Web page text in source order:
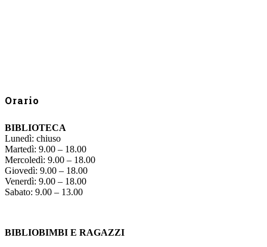
Orario
BIBLIOTECA
Lunedì: chiuso
Martedì: 9.00 – 18.00
Mercoledì: 9.00 – 18.00
Giovedì: 9.00 – 18.00
Venerdì: 9.00 – 18.00
Sabato: 9.00 – 13.00
BIBLIOBIMBI E RAGAZZI